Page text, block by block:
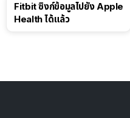
Fitbit ซิงก์ข้อมูลไปยัง Apple
Health ได้แล้ว